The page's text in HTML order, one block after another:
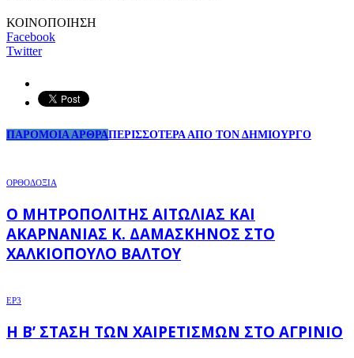
ΚΟΙΝΟΠΟΙΗΣΗ
Facebook
Twitter
ΠΑΡΟΜΟΙΑ ΑΡΘΡΑΠΕΡΙΣΣΟΤΕΡΑ ΑΠΟ ΤΟΝ ΔΗΜΙΟΥΡΓΟ
ΟΡΘΟΔΟΞΙΑ
Ο ΜΗΤΡΟΠΟΛΊΤΗΣ ΑΙΤΩΛΊΑΣ ΚΑΙ
ΑΚΑΡΝΑΝΊΑΣ Κ. ΔΑΜΑΣΚΗΝΌΣ ΣΤΟ
ΧΑΛΚΙΌΠΟΥΛΟ ΒΆΛΤΟΥ
EP3
Η Β’ ΣΤΆΣΗ ΤΩΝ ΧΑΙΡΕΤΙΣΜΏΝ ΣΤΟ ΑΓΡΊΝΙΟ